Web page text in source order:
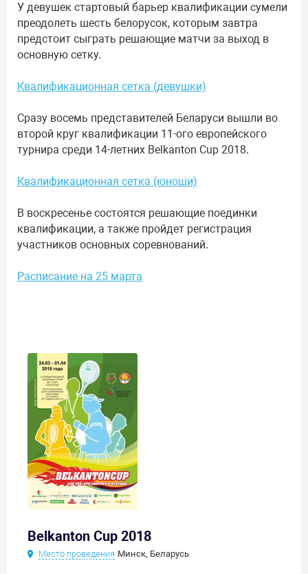
У девушек стартовый барьер квалификации сумели
преодолеть шесть белорусок, которым завтра
предстоит сыграть решающие матчи за выход в
основную сетку.
Квалификационная сетка (девушки)
Сразу восемь представителей Беларуси вышли во
второй круг квалификации 11-ого европейского
турнира среди 14-летних Belkanton Cup 2018.
Квалификационная сетка (юноши)
В воскресенье состоятся решающие поединки
квалификации, а также пройдет регистрация
участников основных соревнований.
Расписание на 25 марта
Belkanton Cup 2018
Место проведения Минск, Беларусь